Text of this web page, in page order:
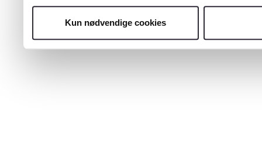
Kun nødvendige cookies